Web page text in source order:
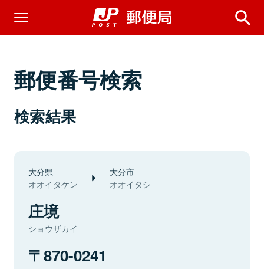
郵便番号検索
検索結果
大分県
オオイタケン
大分市
オオイタシ
庄境
ショウザカイ
870-0241